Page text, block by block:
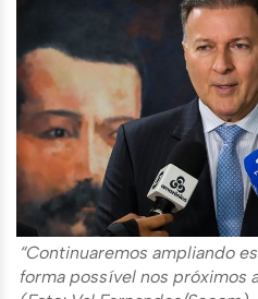
“Continuaremos ampliando
forma possível nos próximos